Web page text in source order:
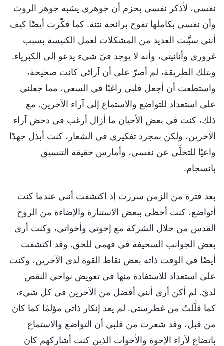
نفسي، لأذكر نفسي بحزم أن جوهري يشبه جوهر الروث
وأن نفسي بكاملها تفوح برائحة نتنة. كما فكّرت أيضًا كيف
أنني سبَّبت العديد من المشكلات لعمل الكنيسة بسبب
غروري وأنانيتي، وأنه لا يوجد فيّ شيء يدعو إلى الكبرياء.
وبتلك الطريقة، لم أصرّ على أن آرائي كانت صحيحة،
واستطعت أن أجعل قلبي راغبًا في السعي، مما جعلني
على استعداد للتواضع والاستماع إلى آراء الآخرين. مع
ذلك، كنت في بعض الأحيان ما أزال أرغب في دحض آراء
الآخرين، ولكن بمجرد تفكيري في الشعار، كنت أبذل جهدًا
واعيًا للتخلِّي عن نفسي، وأمارس حقيقة التنسيق
بانسجام.
بعد فترة من الزمن سررت إذ اكتشفت أنني عندما كنت
أتواضع، كنت أحظى ببعض الاستنارة والإضاءة من الروح
القدس من خلال الشركة مع إخوتي وأخواتي، وكنت أرى
بعض الجوانب السخيفة في فهمي للحق. وقد اكتشفت
أيضًا في الوقت ذاته بعض نقاط القوة لدى الآخرين، وكنت
على استعداد للاستفادة منها في تعويض نواحي النقص
لديّ. لم أكن أرى أنني أفضل من الآخرين في كل شيء،
كما قلَّلتُ من غطرستي. لم يعد إنكار ذاتي مؤلمًا كما كان
من قبل، وقد شعرت من قلبي أن التواضع والاستماع
باتضاعٍ لآراء الإخوة والأخوات الذين كنت أشاركهم كان